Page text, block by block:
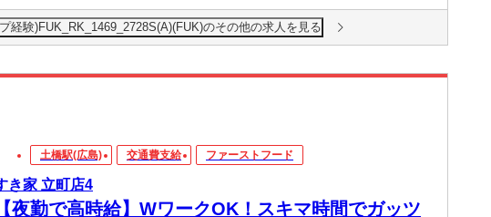
経験)FUK_RK_1469_2728S(A)(FUK)のその他の求人を見る
土橋駅(広島) 交通費支給 ファーストフード
き家 立町店4
【夜勤で高時給】WワークOK！スキマ時間でガッツ